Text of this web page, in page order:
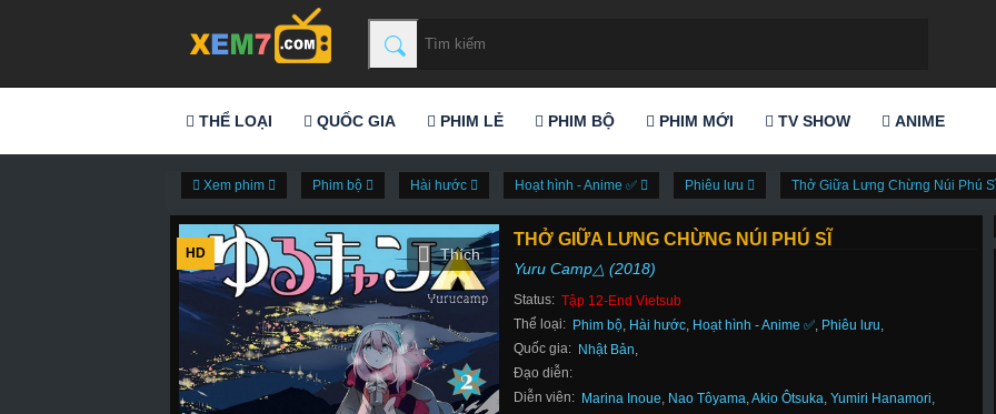
THỂ LOẠI QUỐC GIA PHIM LẺ PHIM BỘ PHIM MỚI TV SHOW ANIME
Xem phim Phim bộ Hài hước Hoạt hình - Anime ✅ Phiêu lưu Thở Giữa Lưng Chừng Núi Phú
HD
THỞ GIỮA LƯNG CHỪNG NÚI PHÚ SĨ
Yuru Camp△ (2018)
Status: Tập 12-End Vietsub
Thể loại: Phim bộ, Hài hước, Hoạt hình - Anime ✅, Phiêu lưu,
Quốc gia: Nhật Bản,
Đạo diễn:
Diễn viên: Marina Inoue, Nao Tôyama,Akio Ôtsuka,Yumiri Hanamori,